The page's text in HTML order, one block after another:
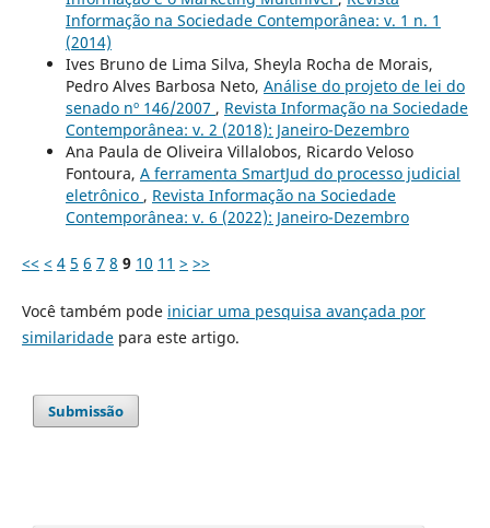
Informação na Sociedade Contemporânea: v. 1 n. 1
(2014)
Ives Bruno de Lima Silva, Sheyla Rocha de Morais,
Pedro Alves Barbosa Neto, Análise do projeto de lei do
senado nº 146/2007 , Revista Informação na Sociedade
Contemporânea: v. 2 (2018): Janeiro-Dezembro
Ana Paula de Oliveira Villalobos, Ricardo Veloso
Fontoura, A ferramenta SmartJud do processo judicial
eletrônico , Revista Informação na Sociedade
Contemporânea: v. 6 (2022): Janeiro-Dezembro
<< < 4 5 6 7 8 9 10 11 > >>
Você também pode iniciar uma pesquisa avançada por
similaridadepara este artigo.
Submissão